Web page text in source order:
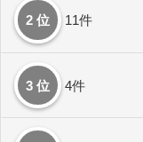
2 位 11件
3 位 4件